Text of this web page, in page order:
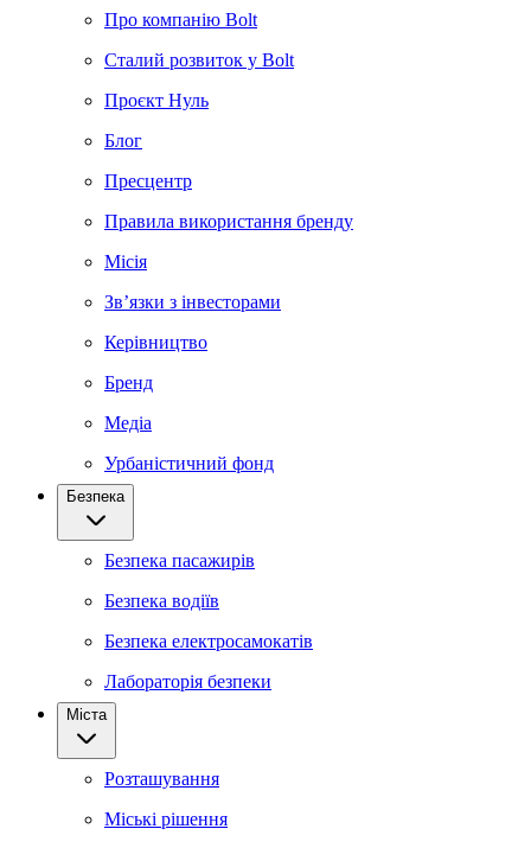
Про компанію Bolt
Сталий розвиток у Bolt
Проєкт Нуль
Блог
Пресцентр
Правила використання бренду
Місія
Зв’язки з інвесторами
Керівництво
Бренд
Медіа
Урбаністичний фонд
Безпека
Безпека пасажирів
Безпека водіїв
Безпека електросамокатів
Лабораторія безпеки
Міста
Розташування
Міські рішення